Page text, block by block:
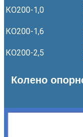
КО200-1,0
КО200-1,6
КО200-2,5
Колено